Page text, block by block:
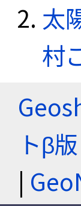
太
村
トβ版
|